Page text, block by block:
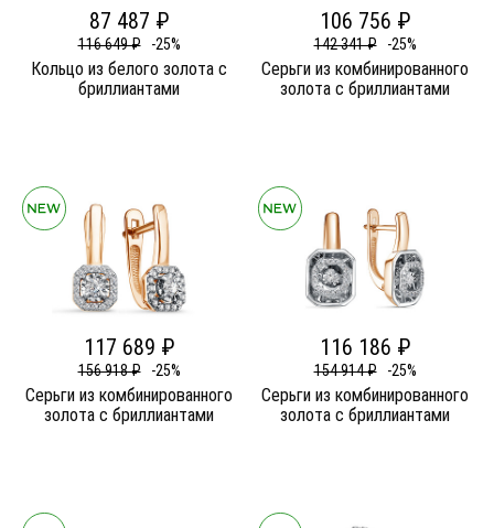
87 487 ₽
116 649 ₽ -25%
Кольцо из белого золота c
бриллиантами
106 756 ₽
142 341 ₽ -25%
Серьги из комбинированного
золота c бриллиантами
117 689 ₽
156 918 ₽ -25%
Серьги из комбинированного
золота c бриллиантами
116 186 ₽
154 914 ₽ -25%
Серьги из комбинированного
золота c бриллиантами